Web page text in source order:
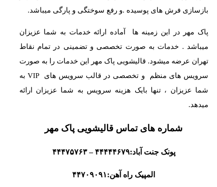
بازسازی فرش های پوسیده .و رفع سوختگی و پارگی میباشد.
پاک مهر در این زمینه ها آماده ارائه خدمات به شما عزیزان
میباشد . خدمات به صورت تخصصی و تضمینی در تمام نقاط
تهران عرضه میشود. قالیشویی پاک مهر این خدمات را به صورت
سرویس های منظم و تخصصی در قالب سرویس های VIP به
شما عزیزان ، تنها بایک هزینه سرویس به شما عزیزان ارائه
میدهد.
شماره های تماس قالیشویی پاک مهر
پونک جنت آباد:۴۴۴۴۴۶۷۹ – ۴۴۴۷۵۷۶۳
المپیک راه آهن:۴۴۷۰۹۰۹۱